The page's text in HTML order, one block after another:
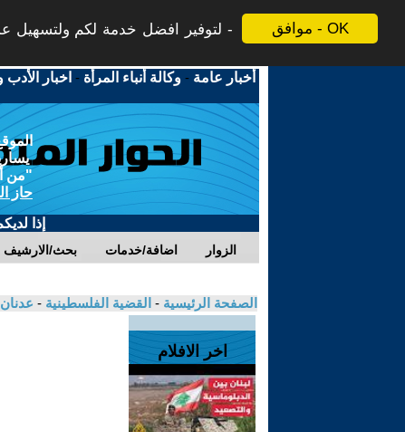
موافق - OK
لتوفير افضل خدمة لكم ولتسهيل
أخبار عامة -وكالة أنباء المرأة - اخبار الأدب
"من
حاز
إذا
بحث/الارشيف اضافة/خدمات الزوار
الصفحة الرئيسية - القضية الفلسطينية -
اخر الافلام